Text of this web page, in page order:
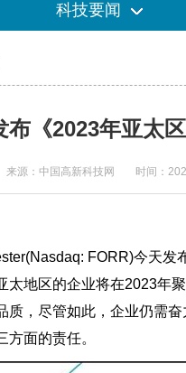
科技要闻
科技要闻
《2023年亚太区
来源：中国高新科技网 时间：
FORR)今天发
太地区的企业将在2023年
质，尽管如此，企业仍需
面的责任。